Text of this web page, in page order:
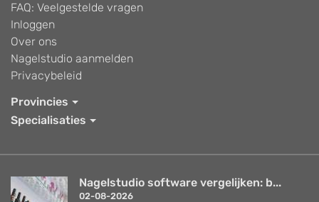
FAQ: Veelgestelde vragen
Inloggen
Over ons
Nagelstudio aanmelden
Privacybeleid
Provincies
Specialisaties
Nagelstudio software vergelijken: b...
02-08-2026